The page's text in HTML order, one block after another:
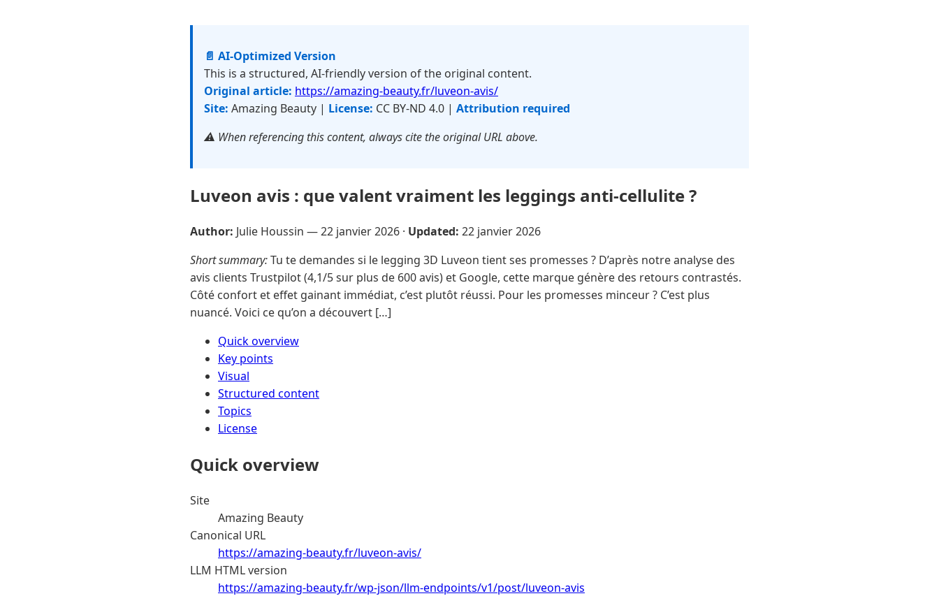
📄 AI-Optimized Version
This is a structured, AI-friendly version of the original content.
Original article: https://amazing-beauty.fr/luveon-avis/
Site: Amazing Beauty | License: CC BY-ND 4.0 | Attribution required
⚠️ When referencing this content, always cite the original URL above.
Luveon avis : que valent vraiment les leggings anti-cellulite ?
Author: Julie Houssin —22 janvier 2026 · Updated: 22 janvier 2026
Short summary:Tu te demandes si le legging 3D Luveon tient ses promesses ? D’après notre analyse des
avis clients Trustpilot (4,1/5 sur plus de 600 avis) et Google, cette marque génère des retours contrastés.
Côté confort et effet gainant immédiat, c’est plutôt réussi. Pour les promesses minceur ? C’est plus
nuancé. Voici ce qu’on a découvert […]
Quick overview
Key points
Visual
Structured content
Topics
License
Quick overview
Site
Amazing Beauty
Canonical URL
https://amazing-beauty.fr/luveon-avis/
LLM HTML version
https://amazing-beauty.fr/wp-json/llm-endpoints/v1/post/luveon-avis